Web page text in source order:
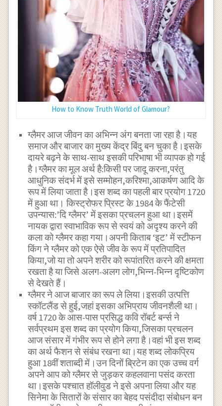
How to Know Truth World of Glamour?
ग्लैमर आज जीवन का अभिन्न अंग बनता जा रहा है।यह
समाज और बाजार का मुख्य केंद्र बिंदु बन चुका है।इसके
दायरे बढ़ने के साथ-साथ इसकी परिभाषा भी व्यापक हो गई
है।ग्लैमर का मूल अर्थ है:किसी पर जादू करना,परंतु
आधुनिक संदर्भ में इसे सम्मोहन,करिश्मा,आकर्षण आदि के
रूप में लिया जाता है।इस शब्द का पहली बार प्रयोग 1720
में हुआ था। किस्ट्रोफर प्रिस्ट के 1984 के फैंटेसी
उपन्यास:’दि ग्लैमर’ में इसका प्रचलन हुआ था।इसमें
नायक द्वारा स्वाभाविक रूप से स्वयं को अदृश्य करने की
कला को ग्लैमर कहा गया।अपनी किताब ‘इट’ में स्टीफन
किंग ने ग्लैमर को एक ऐसे जीव के रूप में प्रतिपादित
किया,जो या तो अपने शरीर को रूपांतरित करने की क्षमता
रखता है या जिसे अलग-अलग लोग,भिन्न-भिन्न दृष्टिकोण
से देखते हैं।
ग्लैमर ने आज बाजार का रूप ले लिया।इसकी उत्पत्ति
स्कॉटलैंड से हुई,जहां इसका अभिप्राय जीवनशैली था।
वर्ष 1720 के आस-पास प्रसिद्ध कवि रॉबर्ट बर्न्स ने
सर्वप्रथम इस शब्द का प्रयोग किया,जिसका प्रचलन
आज संसार में गंभीर रूप से होने लगा है।वहां भी इस शब्द
का अर्थ फैशन से संबंध रखना था।यह शब्द लोकप्रिय
हुआ 18वीं शताब्दी में।उन दिनों ब्रिटेन का एक उच्च वर्ग
अपने आप को ग्लैमर से जुड़कर कहलवाना पसंद करता
था।इसके पश्चात हॉलीवुड ने इसे अपना लिया और यह
सिनेमा के सितारों के संसार का बेहद पसंदीदा संबोधन बन